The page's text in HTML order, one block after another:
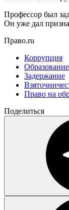
Профессор был
Он уже дал
Право.ru
Коррупция
Образование
Задержание
Право на
Поделиться